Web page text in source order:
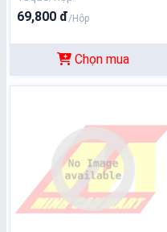
69,800 đ/Hộp
Chọn mua